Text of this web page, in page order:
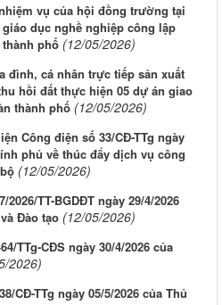
vụ của hội đồng trường tại
dục nghề nghiệp công lập
phố (12/05/2026)
đình, cá nhân trực tiếp sản xuất
hồi đất thực hiện 05 dự án giao
thành phố (12/05/2026)
Công điện số 33/CĐ-TTg ngày
phủ về thúc đẩy dịch vụ công
(12/05/2026)
TT-BGDĐT ngày 29/4/2026
Đào tạo (12/05/2026)
TTg-CĐS ngày 30/4/2026 của
2026)
CĐ-TTg ngày 05/5/2026 của Thủ